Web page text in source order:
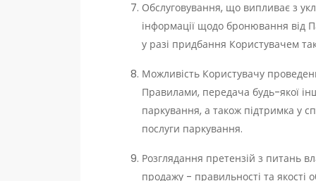
Обслуговування, що випливає з
інформації щодо бронювання від
у разі придбання Користувачем
Можливість Користувачу
Правилами, передача будь-якої
паркування, а також підтримка у
послуги паркування.
Розглядання претензій з питань
продажу - правильності та якості